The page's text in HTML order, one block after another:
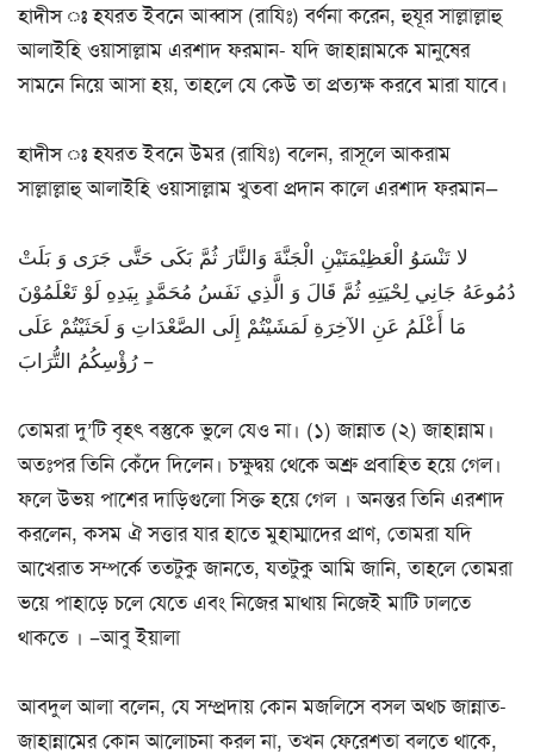
হাদীস ঃহযরত ইবনে আব্বাস (রাযিঃ) বর্ণনা করেন, হুযূর সাল্লাল্লাহু
আলাইহি ওয়াসাল্লাম এরশাদ ফরমান- যদি জাহান্নামকে মানুষের
সামনে নিয়ে আসা হয়, তাহলে যে কেউ তা প্রত্যক্ষ করবে মারা যাবে।
হাদীস ঃহযরত ইবনে উমর (রাযিঃ) বলেন, রাসূলে আকরাম
সাল্লাল্লাহু আলাইহি ওয়াসাল্লাম খুতবা প্রদান কালে এরশাদ ফরমান—
لا تَنْسَوُ الْعَظِيْمَتَيْنِ الْجَنَّةَ وَالنَّارَ ثُمَّ بَكَى حَتَّى جَرَى وَ بَلَتْ
دُمُوعَهُ جَانِي لِحْيَتِهِ ثُمَّ قَالَ وَ الَّذِي نَفَسُ مُحَمَّدٍ بِيَدِهِ لَوْ تَعْلَمُوْنَ
مَا أَعْلَمُ عَنِ الآخِرَةِ لَمَشَيْتُمْ إِلَى الصَّعْدَاتِ وَ لَحَثَيْتُمْ عَلَى
رُؤْسِكُمُ التُّرَابَ –
তোমরা দু’টি বৃহৎ বস্তুকে ভুলে যেও না। (১) জান্নাত (২) জাহান্নাম।
অতঃপর তিনি কেঁদে দিলেন। চক্ষুদ্বয় থেকে অশ্রু প্রবাহিত হয়ে গেল।
ফলে উভয় পাশের দাড়িগুলো সিক্ত হয়ে গেল । অনন্তর তিনি এরশাদ
করলেন, কসম ঐ সত্তার যার হাতে মুহাম্মাদের প্রাণ, তোমরা যদি
আখেরাত সম্পর্কে ততটুকু জানতে, যতটুকু আমি জানি, তাহলে তোমরা
ভয়ে পাহাড়ে চলে যেতে এবং নিজের মাথায় নিজেই মাটি ঢালতে
থাকতে । –আবু ইয়ালা
আবদুল আলা বলেন, যে সম্প্রদায় কোন মজলিসে বসল অথচ জান্নাত-
জাহান্নামের কোন আলোচনা করল না, তখন ফেরেশতা বলতে থাকে,